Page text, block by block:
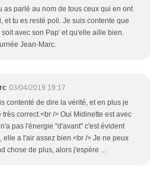
as parlé au nom de tous ceux qui en ont
et tu es resté poli. Je suis contente que
soit avec son Pap' et qu'elle aille bien.
Jean-Marc.
03/04/2019 19:17
contenté de dire la vérité, et en plus je
très correct.<br /> Oui Midinette est avec
pas l'énergie "d'avant" c'est évident
elle a l'air assez bien.<br /> Je ne peux
chose de plus, alors j'espère ...